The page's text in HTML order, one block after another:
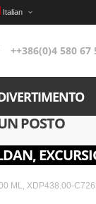
Italian
++386(0)4 580 67
POSTO
ML, XDP438.00-